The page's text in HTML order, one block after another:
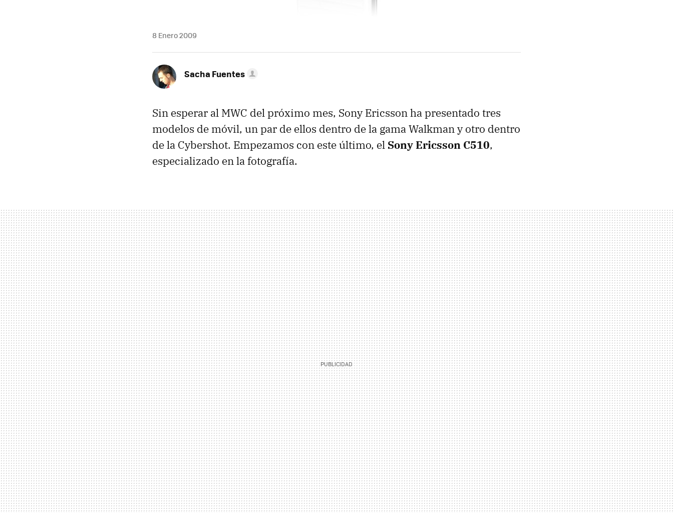
8 Enero 2009
Sacha Fuentes
Sin esperar al MWC del próximo mes, Sony Ericsson ha presentado tres
modelos de móvil, un par de ellos dentro de la gama Walkman y otro dentro
de la Cybershot. Empezamos con este último, el Sony Ericsson C510,
especializado en la fotografía.